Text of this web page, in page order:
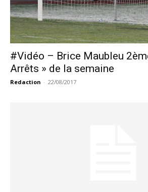
#Vidéo – Brice Maubleu
Arrêts » de la semaine
Redaction - 22/08/2017